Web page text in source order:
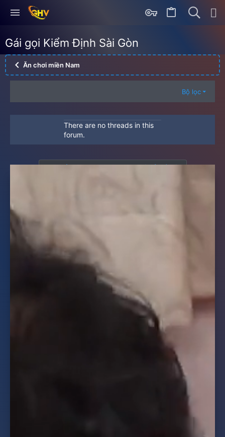
Gái gọi Kiểm Định Sài Gòn
Ăn chơi miền Nam
Bộ lọc
There are no threads in this
forum.
Bạn phải đăng nhập hoặc đăng ký để viết bài.